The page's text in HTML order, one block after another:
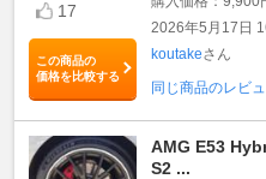
17
この商品の
価格を比較する
2026年5月17日
koutakeさん
同じ商品のレビ
AMG E53
S2 ...